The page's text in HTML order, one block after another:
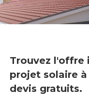
Trouvez l'offre
projet solaire à
devis gratuits.